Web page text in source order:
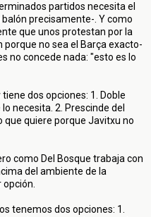
partidos necesita el
precisamente-. Y como
que unos protestan por la
no sea el Barça exacto-
no concede nada: "esto es lo
dos opciones: 1. Doble
necesita. 2. Prescinde del
que quiere porque Javitxu no
como Del Bosque trabaja con
del ambiente de la
tenemos dos opciones: 1.